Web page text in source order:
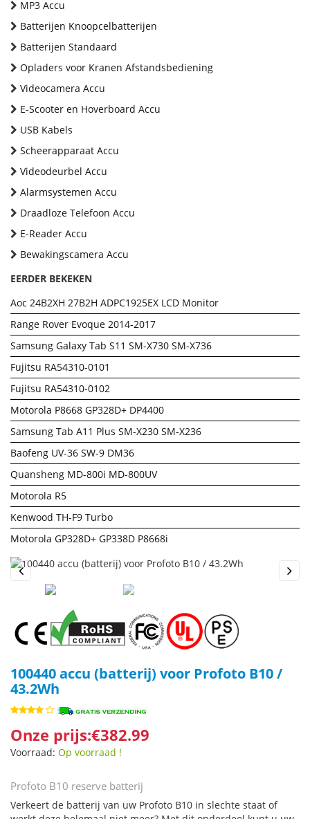
MP3 Accu
Batterijen Knoopcelbatterijen
Batterijen Standaard
Opladers voor Kranen Afstandsbediening
Videocamera Accu
E-Scooter en Hoverboard Accu
USB Kabels
Scheerapparaat Accu
Videodeurbel Accu
Alarmsystemen Accu
Draadloze Telefoon Accu
E-Reader Accu
Bewakingscamera Accu
EERDER BEKEKEN
Aoc 24B2XH 27B2H ADPC1925EX LCD Monitor
Range Rover Evoque 2014-2017
Samsung Galaxy Tab S11 SM-X730 SM-X736
Fujitsu RA54310-0101
Fujitsu RA54310-0102
Motorola P8668 GP328D+ DP4400
Samsung Tab A11 Plus SM-X230 SM-X236
Baofeng UV-36 SW-9 DM36
Quansheng MD-800i MD-800UV
Motorola R5
Kenwood TH-F9 Turbo
Motorola GP328D+ GP338D P8668i
Previous
100440 accu (batterij) voor Profoto B10 /
43.2Wh
Onze prijs:€382.99
Voorraad: Op voorraad !
Profoto B10 reserve batterij
Verkeert de batterij van uw Profoto B10 in slechte staat of